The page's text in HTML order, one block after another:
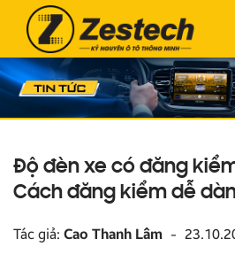
Độ đèn xe có đăng
Cách đăng kiểm dễ
Tác giả: Cao Thanh Lâm -